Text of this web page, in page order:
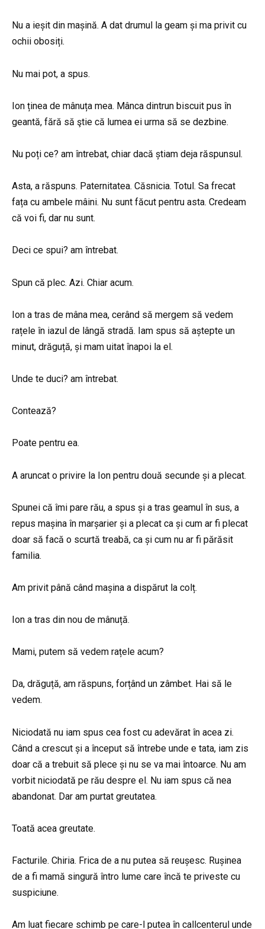
Nu a ieșit din mașină. A dat drumul la geam și ma privit cu
ochii obosiți.
Nu mai pot, a spus.
Ion ținea de mânuța mea. Mânca dintrun biscuit pus în
geantă, fără să ştie că lumea ei urma să se dezbine.
Nu poți ce? am întrebat, chiar dacă știam deja răspunsul.
Asta, a răspuns. Paternitatea. Căsnicia. Totul. Sa frecat
fața cu ambele mâini. Nu sunt făcut pentru asta. Credeam
că voi fi, dar nu sunt.
Deci ce spui? am întrebat.
Spun că plec. Azi. Chiar acum.
Ion a tras de mâna mea, cerând să mergem să vedem
rațele în iazul de lângă stradă. Iam spus să aștepte un
minut, drăguță, și mam uitat înapoi la el.
Unde te duci? am întrebat.
Contează?
Poate pentru ea.
A aruncat o privire la Ion pentru două secunde și a plecat.
Spunei că îmi pare rău, a spus și a tras geamul în sus, a
repus mașina în marșarier și a plecat ca și cum ar fi plecat
doar să facă o scurtă treabă, ca și cum nu ar fi părăsit
familia.
Am privit până când mașina a dispărut la colț.
Ion a tras din nou de mânuță.
Mami, putem să vedem rațele acum?
Da, drăguță, am răspuns, forțând un zâmbet. Hai să le
vedem.
Niciodată nu iam spus cea fost cu adevărat în acea zi.
Când a crescut și a început să întrebe unde e tata, iam zis
doar că a trebuit să plece și nu se va mai întoarce. Nu am
vorbit niciodată pe rău despre el. Nu iam spus că nea
abandonat. Dar am purtat greutatea.
Toată acea greutate.
Facturile. Chiria. Frica de a nu putea să reușesc. Rușinea
de a fi mamă singură întro lume care încă te priveste cu
suspiciune.
Am luat fiecare schimb pe care-l putea în callcenterul unde